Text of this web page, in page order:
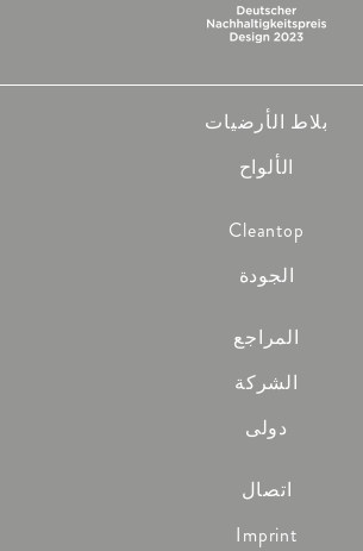
بلاط الأرضيات
الألواح
Cleantop
الجودة
المراجع
الشركة
دولى
اتصال
Imprint